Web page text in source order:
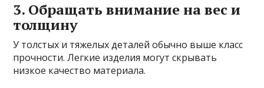
3. Обращать внимание на вес и
толщину
У толстых и тяжелых деталей обычно выше класс
прочности. Легкие изделия могут скрывать
низкое качество материала.